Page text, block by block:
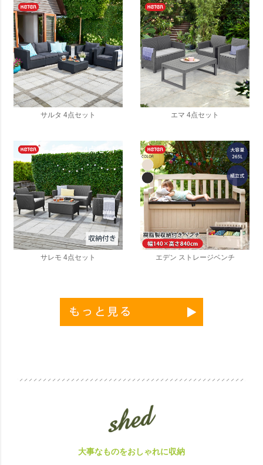
サルタ 4点セット エマ 4点セット
サレモ 4点セット エデン ストレージベンチ
大事なものをおしゃれに収納